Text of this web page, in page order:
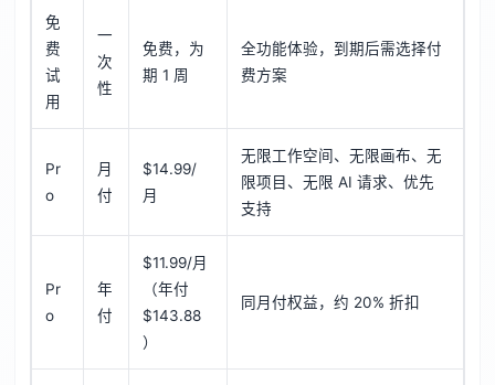
免
费
试
用
一
次
性
免费，为
期 1 周
全功能体验，到期后需选择付
费方案
Pr
o
月
付
$14.99/
月
无限工作空间、无限画布、无
限项目、无限 AI 请求、优先
支持
Pr
o
年
付
$11.99/月
（年付
$143.88
）
同月付权益，约 20% 折扣